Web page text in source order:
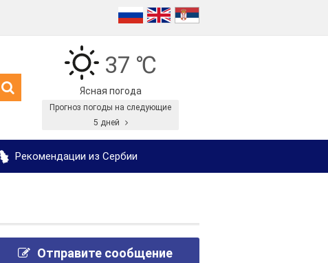
37 ℃
Ясная погода
Прогноз погоды на следующие
5 дней
Рекомендации из Сербии
Отправите сообщение